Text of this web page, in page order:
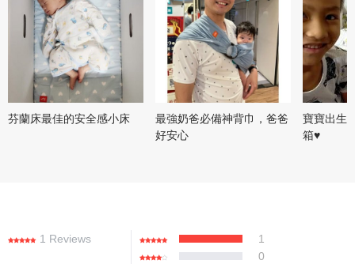
芬蘭床最佳的安全感小床
最強奶爸必備神背巾，爸爸
好安心
寶寶出生
箱♥️
1 Reviews
1
0